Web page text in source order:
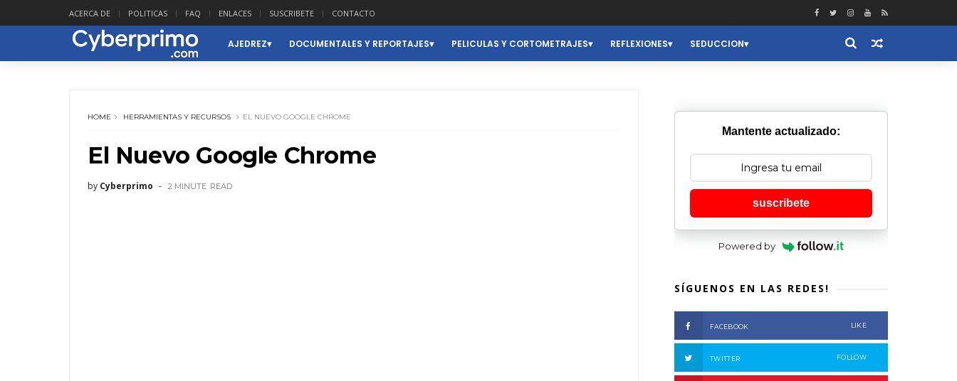
ACERCA DE POLITICAS FAQ ENLACES SUSCRIBETE CONTACTO
AJEDREZ DOCUMENTALES Y REPORTAJES PELICULAS Y CORTOMETRAJES REFLEXIONES SEDUCCION
HOME HERRAMIENTAS Y RECURSOS EL NUEVO GOOGLE CHROME
El Nuevo Google Chrome
by Cyberprimo 2 MINUTE READ
Mantente actualizado:
suscribete
Powered by
SÍGUENOS EN LAS REDES!
FACEBOOK LIKE
TWITTER FOLLOW